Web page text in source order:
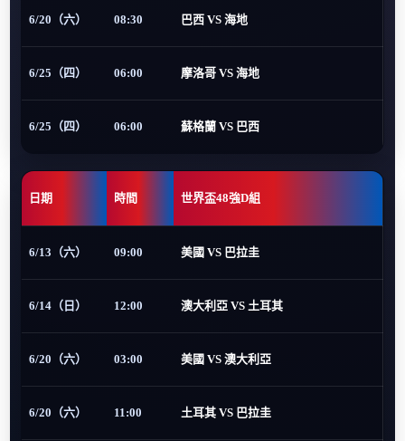
6/20（六） 08:30 巴西 VS 海地
6/25（四） 06:00 摩洛哥 VS 海地
6/25（四） 06:00 蘇格蘭 VS 巴西
日期 時間 世界盃48強D組
6/13（六） 09:00 美國 VS 巴拉圭
6/14（日） 12:00 澳大利亞 VS 土耳其
6/20（六） 03:00 美國 VS 澳大利亞
6/20（六） 11:00 土耳其 VS 巴拉圭